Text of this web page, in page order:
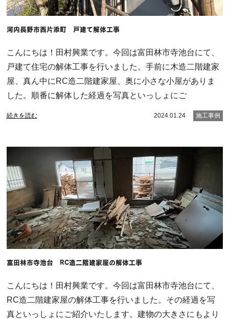
河内長野市西片添町 戸建て解体工事
こんにちは！田村興業です。今回は富田林市寺池台にて、
戸建て住宅の解体工事を行いました。手前に木造二階建家
屋、真ん中にRC造二階建家屋、奥に小さな小屋がありま
した。順番に解体した経過を写真といっしょにご
続きを読む 2024.01.24 施工事例
富田林市寺池台 RC造二階建家屋の解体工事
こんにちは！田村興業です。今回は富田林市寺池台にて、
RC造二階建家屋の解体工事を行いました。その経過を写
真といっしょにご紹介いたします。建物の大きさにもより